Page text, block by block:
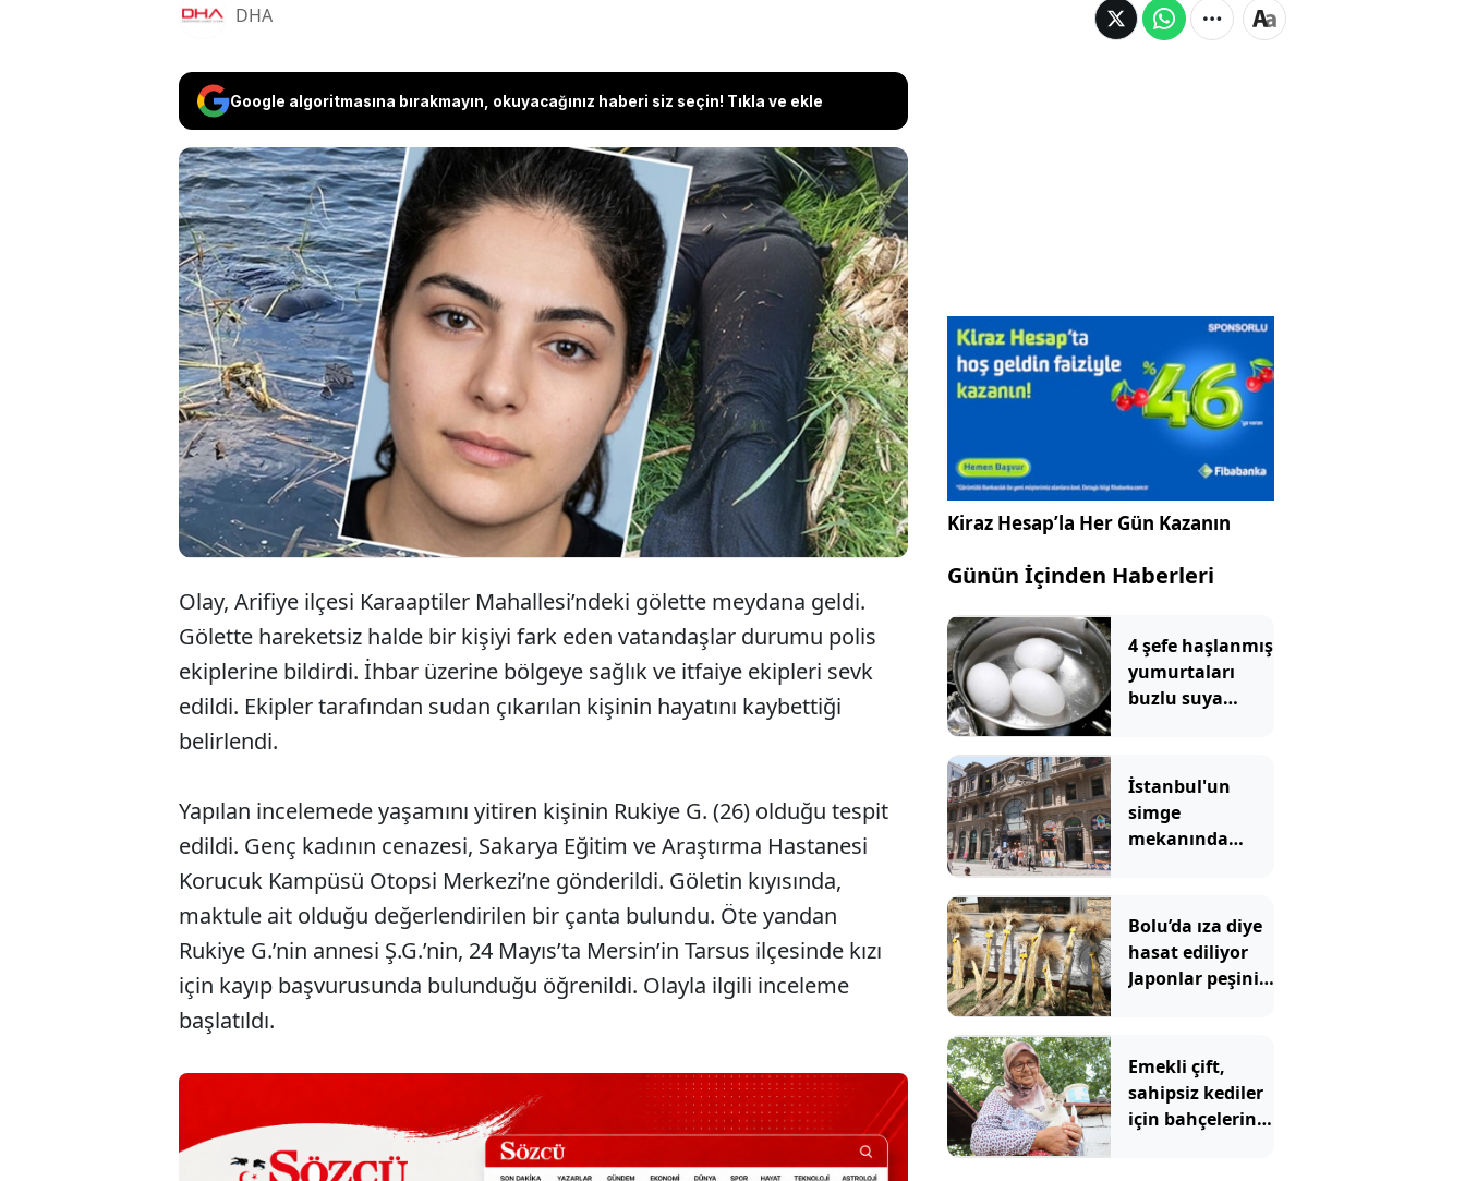
DHA
Google algoritmasına bırakmayın, okuyacağınız haberi siz seçin! Tıkla ve ekle
Sakarya’nın Arifiye ilçesinde gölette bulunan kadın
cesedinin 26 yaşındaki Rukiye G.’ye ait olduğu belirlendi.
Genç kadının annesinin bir gün önce kayıp başvurusu
yaptığı öğrenildi
Olay, Arifiye ilçesi Karaaptiler Mahallesi’ndeki gölette meydana geldi.
Gölette hareketsiz halde bir kişiyi fark eden vatandaşlar durumu polis
ekiplerine bildirdi. İhbar üzerine bölgeye sağlık ve itfaiye ekipleri sevk
edildi. Ekipler tarafından sudan çıkarılan kişinin hayatını kaybettiği
belirlendi.
Yapılan incelemede yaşamını yitiren kişinin Rukiye G. (26) olduğu tespit
edildi. Genç kadının cenazesi, Sakarya Eğitim ve Araştırma Hastanesi
Korucuk Kampüsü Otopsi Merkezi’ne gönderildi. Göletin kıyısında,
maktule ait olduğu değerlendirilen bir çanta bulundu. Öte yandan
Rukiye G.’nin annesi Ş.G.’nin, 24 Mayıs’ta Mersin’in Tarsus ilçesinde kızı
için kayıp başvurusunda bulunduğu öğrenildi. Olayla ilgili inceleme
başlatıldı.
Kiraz Hesap’la Her Gün Kazanın
Günün İçinden Haberleri
4 şefe haşlanmış
yumurtaları
buzlu suya
olmadığı
soruldu, hepsi
aynı şeyi söyledi
İstanbul'un
simge
mekanında
görüntü
Bolu’da ıza diye
hasat ediliyor
Japonlar peşini
Emekli çift,
sahipsiz kediler
için bahçelerini